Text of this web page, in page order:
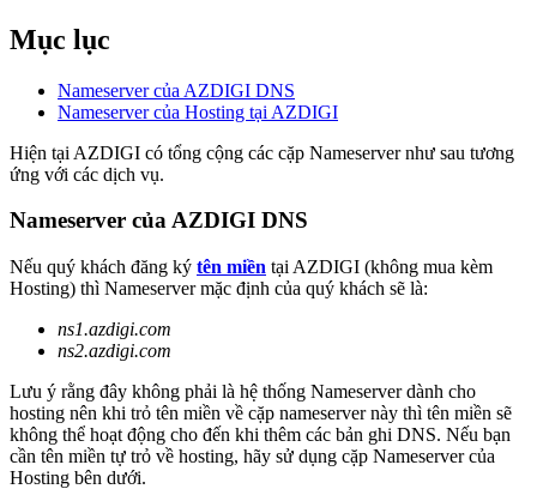
Mục lục
Nameserver của AZDIGI DNS
Nameserver của Hosting tại AZDIGI
Hiện tại AZDIGI có tổng cộng các cặp Nameserver như sau tương
ứng với các dịch vụ.
Nameserver của AZDIGI DNS
Nếu quý khách đăng ký tên miền tại AZDIGI (không mua kèm
Hosting) thì Nameserver mặc định của quý khách sẽ là:
ns1.azdigi.com
ns2.azdigi.com
Lưu ý rằng đây không phải là hệ thống Nameserver dành cho
hosting nên khi trỏ tên miền về cặp nameserver này thì tên miền sẽ
không thể hoạt động cho đến khi thêm các bản ghi DNS. Nếu bạn
cần tên miền tự trỏ về hosting, hãy sử dụng cặp Nameserver của
Hosting bên dưới.